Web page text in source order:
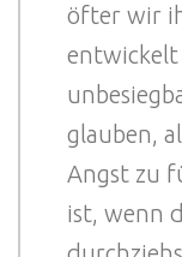
öfter wir
entwickelt
glauben,
Angst zu
ist, wenn